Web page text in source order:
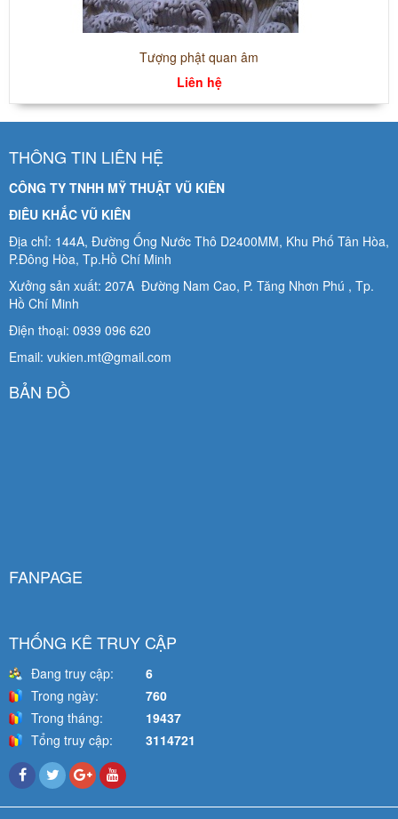
Tượng phật quan âm
Liên hệ
THÔNG TIN LIÊN HỆ
CÔNG TY TNHH MỸ THUẬT VŨ KIÊN
ĐIÊU KHẮC VŨ KIÊN
Địa chỉ: 144A, Đường Ống Nước Thô D2400MM, Khu Phố Tân Hòa,
P.Đông Hòa, Tp.Hồ Chí Minh
Xưởng sản xuất: 207A Đường Nam Cao, P. Tăng Nhơn Phú , Tp.
Hồ Chí Minh
Điện thoại: 0939 096 620
Email: vukien.mt@gmail.com
BẢN ĐỒ
FANPAGE
THỐNG KÊ TRUY CẬP
Đang truy cập:
6
Trong ngày:
760
Trong tháng:
19437
Tổng truy cập:
3114721